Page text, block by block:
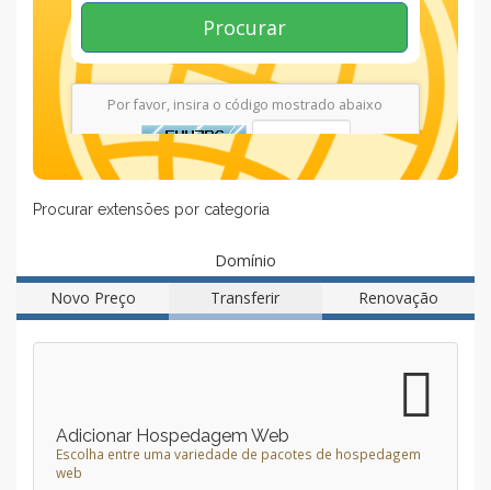
Procurar
Por favor, insira o código mostrado abaixo
Procurar extensões por categoria
Domínio
Novo Preço
Transferir Renovação
Adicionar Hospedagem Web
Escolha entre uma variedade de pacotes de hospedagem
web